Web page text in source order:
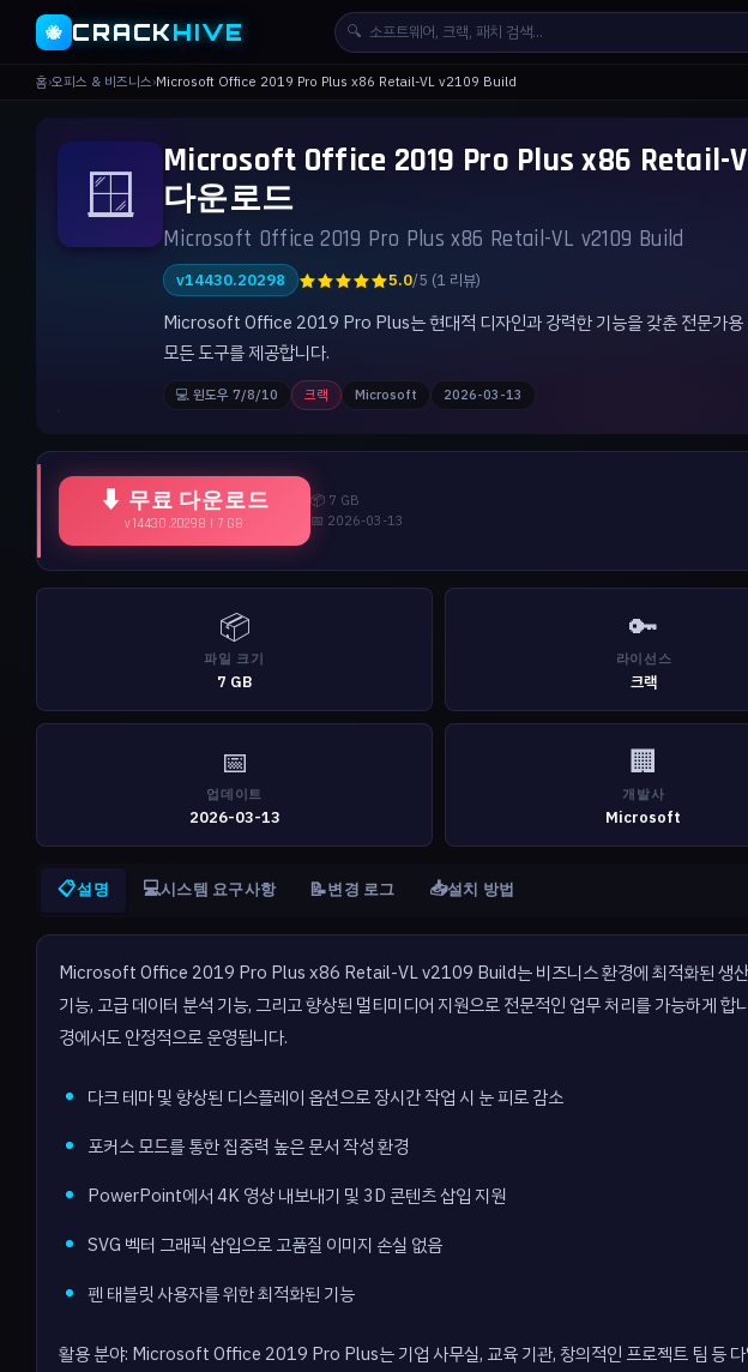
🐝 CRACKHIVE 🔍
홈›오피스 & 비즈니스›Microsoft Office 2019 Pro Plus x86 Retail-VL v2109 Build
🪟
Microsoft Office 2019 Pro Plus x86 Retail-
다운로드
Microsoft Office 2019 Pro Plus x86 Retail-VL v2109 Build
v14430.20298 ★★★★★5.0/5 (1 리뷰)
Microsoft Office 2019 Pro Plus는 현대적 디자인과 강력한 기능을 갖춘 전문가용
모든 도구를 제공합니다.
💻 윈도우 7/8/10 크랙 Microsoft 2026-03-13
⬇ 무료 다운로드
v14430.20298 | 7 GB
📦 7 GB
📅 2026-03-13
📦
파일 크기
7 GB
🔑
라이선스
크랙
📅
업데이트
2026-03-13
🏢
개발사
Microsoft
📋설명 💻시스템 요구사항 📝변경 로그 📥설치 방법
Microsoft Office 2019 Pro Plus x86 Retail-VL v2109 Build는 비즈니스 환경에 최적화된 생산
기능, 고급 데이터 분석 기능, 그리고 향상된 멀티미디어 지원으로 전문적인 업무 처리를 가능하게
경에서도 안정적으로 운영됩니다.
다크 테마 및 향상된 디스플레이 옵션으로 장시간 작업 시 눈 피로 감소
포커스 모드를 통한 집중력 높은 문서 작성 환경
PowerPoint에서 4K 영상 내보내기 및 3D 콘텐츠 삽입 지원
SVG 벡터 그래픽 삽입으로 고품질 이미지 손실 없음
펜 태블릿 사용자를 위한 최적화된 기능
활용 분야: Microsoft Office 2019 Pro Plus는 기업 사무실, 교육 기관, 창의적인 프로젝트 팀 등 다